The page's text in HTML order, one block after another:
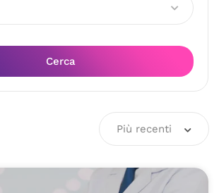
Cerca
Più recenti